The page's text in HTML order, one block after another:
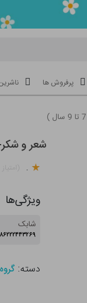
پرفروش ها
شعر و
.
ویژگی‌ها
شابک
دسته: گروه